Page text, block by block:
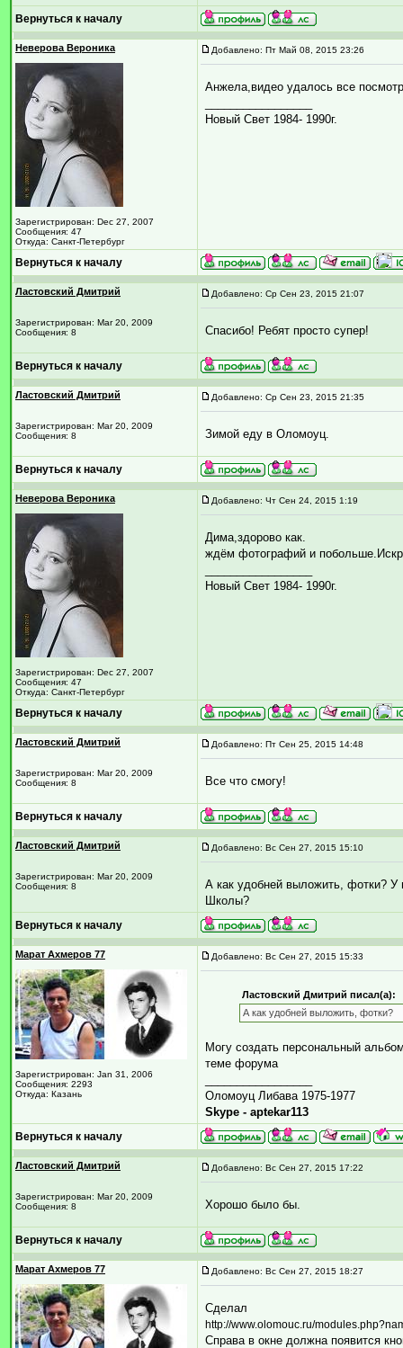
Вернуться к началу
Неверова Вероника
Зарегистрирован: Dec 27, 2007
Сообщения: 47
Откуда: Санкт-Петербург
Добавлено: Пт Май 08, 2015 23:26
Анжела,видео удалось все
Новый Свет 1984- 1990г.
Вернуться к началу
Ластовский Дмитрий
Зарегистрирован: Mar 20, 2009
Сообщения: 8
Добавлено: Ср Сен 23, 2015 21:07
Спасибо! Ребят просто супер!
Вернуться к началу
Ластовский Дмитрий
Зарегистрирован: Mar 20, 2009
Сообщения: 8
Добавлено: Ср Сен 23, 2015 21:35
Зимой еду в Оломоуц.
Вернуться к началу
Неверова Вероника
Зарегистрирован: Dec 27, 2007
Сообщения: 47
Откуда: Санкт-Петербург
Добавлено: Чт Сен 24, 2015 1:19
Дима,здорово как.
ждём фотографий и
Новый Свет 1984- 1990г.
Вернуться к началу
Ластовский Дмитрий
Зарегистрирован: Mar 20, 2009
Сообщения: 8
Добавлено: Пт Сен 25, 2015 14:48
Все что смогу!
Вернуться к началу
Ластовский Дмитрий
Зарегистрирован: Mar 20, 2009
Сообщения: 8
Добавлено: Вс Сен 27, 2015 15:10
А как удобней выложить, фотки? У
Школы?
Вернуться к началу
Марат Ахмеров 77
Зарегистрирован: Jan 31, 2006
Сообщения: 2293
Откуда: Казань
Добавлено: Вс Сен 27, 2015 15:33
Ластовский Дмитрий писал(а):
А как удобней выложить, фотки?
Могу создать персональный
теме форума
Оломоуц Либава 1975-1977
Skype - aptekar113
Вернуться к началу
Ластовский Дмитрий
Зарегистрирован: Mar 20, 2009
Сообщения: 8
Добавлено: Вс Сен 27, 2015 17:22
Хорошо было бы.
Вернуться к началу
Марат Ахмеров 77 Добавлено: Вс Сен 27, 2015 18:27
Сделал
http://www.olomouc.ru/
Справа в окне должна появится